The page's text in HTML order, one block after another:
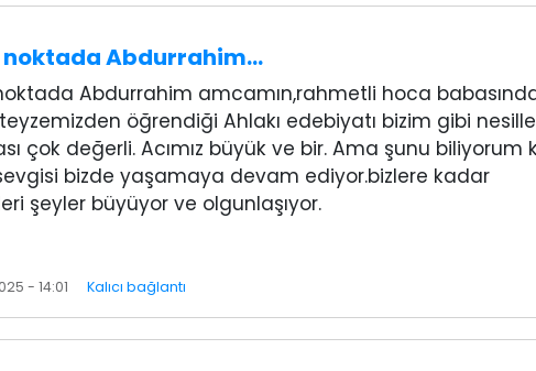
noktada Abdurrahim…
Abdurrahim amcamın,rahmetli hoca
öğrendiği Ahlakı edebiyatı bizim gibi
çok değerli. Acımız büyük ve bir. Ama şunu biliyorum
bizde yaşamaya devam ediyor.bizlere kadar
şeyler büyüyor ve olgunlaşıyor.
- 14:01 Kalıcı bağlantı